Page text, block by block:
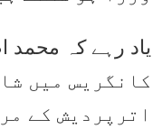
کانگریس میں
اترپردیش کے